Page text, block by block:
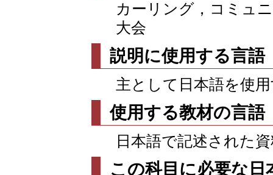
カーリング，コミュ
大会
説明に使用する言語
主として日本語を使
使用する教材の言語
日本語で記述された
この科目に必要な